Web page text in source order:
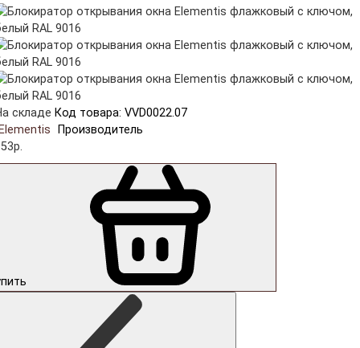
складе Код товара: VVD0022.07
Производитель